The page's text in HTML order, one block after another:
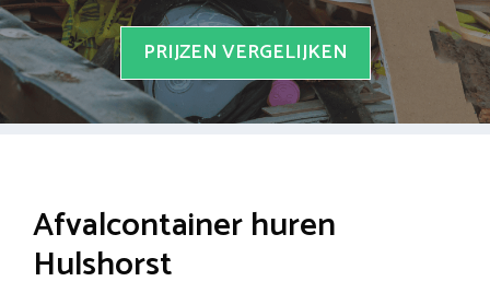
PRIJZEN VERGELIJKEN
Afvalcontainer huren
Hulshorst